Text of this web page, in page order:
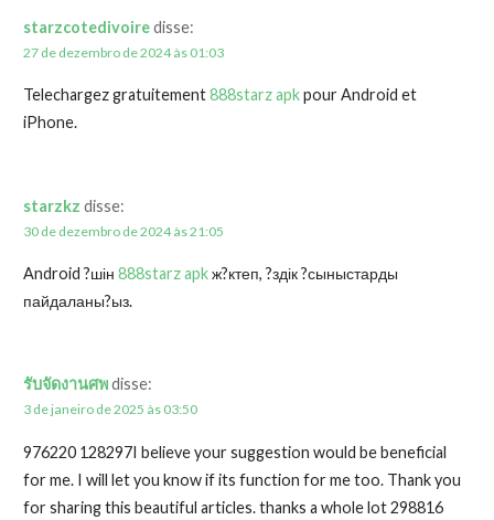
starzcotedivoiredisse:
27 de dezembro de 2024 às 01:03
Telechargez gratuitement888starz apkpour Android et
iPhone.
starzkz disse:
30 de dezembro de 2024 às 21:05
Android ?шін 888starz apkж?ктеп, ?здік ?сыныстарды
пайдаланы?ыз.
รับจัดงานศพdisse:
3 de janeiro de 2025 às 03:50
976220 128297I believe your suggestion would be beneficial
for me. I will let you know if its function for me too. Thank you
for sharing this beautiful articles. thanks a whole lot 298816